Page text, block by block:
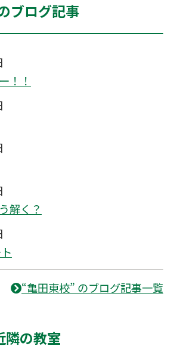
ブログ記事
！！
解く？
“亀田東校” のブログ記事一覧
隣の教室